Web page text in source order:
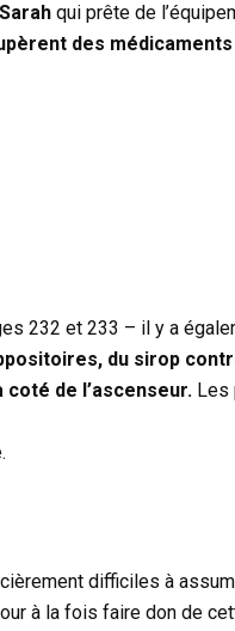
qui prête de
des
232 et 233 – il y a
du sirop
de l’ascenseur. Les
difficiles à
à la fois faire don de